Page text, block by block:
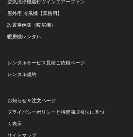
空気清浄機能付ツインエアーファン
屋外用 冷風機【業務用】
設置事例集（暖房機）
暖房機レンタル
レンタルサービス見積ご依頼ページ
レンタル規約
お知らせ＆注文ページ
プライバシーポリシーと特定商取引法に基づ
く表示
サイトマップ